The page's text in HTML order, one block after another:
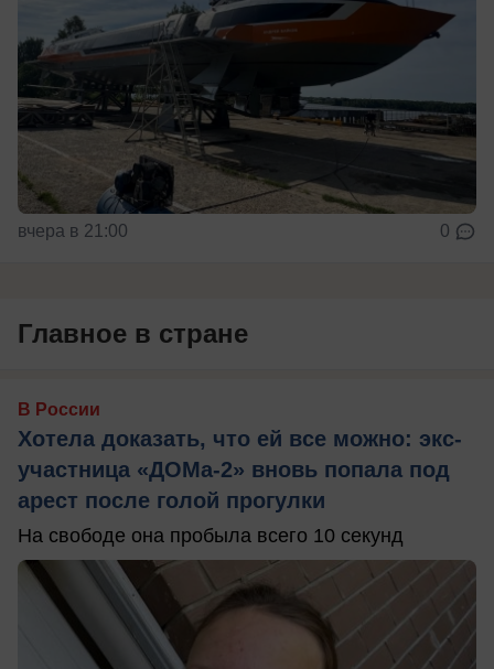
вчера в 21:00 0
Главное в стране
В России
Хотела доказать, что ей все можно: экс-
участница «ДОМа-2» вновь попала под
арест после голой прогулки
На свободе она пробыла всего 10 секунд